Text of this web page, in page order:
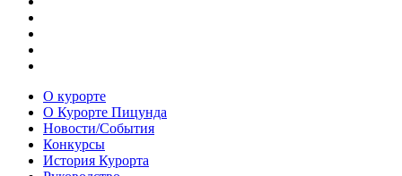
О курорте
О Курорте Пицунда
Новости/События
Конкурсы
История Курорта